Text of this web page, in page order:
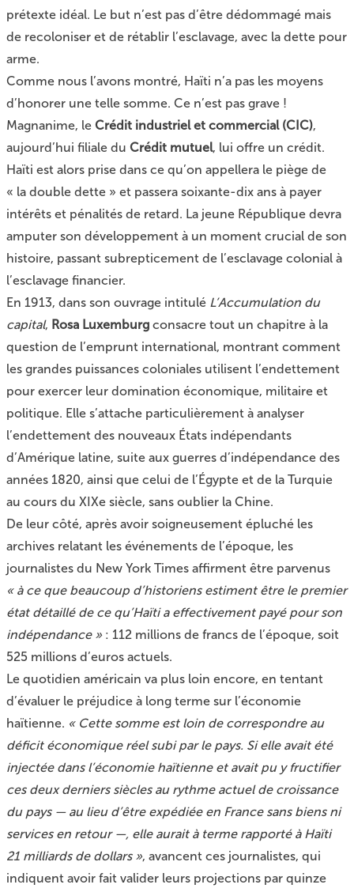
prétexte idéal. Le but n’est pas d’être dédommagé mais
de recoloniser et de rétablir l’esclavage, avec la dette pour
arme.
Comme nous l’avons montré, Haïti n’a pas les moyens
d’honorer une telle somme. Ce n’est pas grave !
Magnanime, le Crédit industriel et commercial (CIC),
aujourd’hui filiale du Crédit mutuel, lui offre un crédit.
Haïti est alors prise dans ce qu’on appellera le piège de
« la double dette » et passera soixante-dix ans à payer
intérêts et pénalités de retard. La jeune République devra
amputer son développement à un moment crucial de son
histoire, passant subrepticement de l’esclavage colonial à
l’esclavage financier.
En 1913, dans son ouvrage intitulé L’Accumulation du
capital, Rosa Luxemburg consacre tout un chapitre à la
question de l’emprunt international, montrant comment
les grandes puissances coloniales utilisent l’endettement
pour exercer leur domination économique, militaire et
politique. Elle s’attache particulièrement à analyser
l’endettement des nouveaux États indépendants
d’Amérique latine, suite aux guerres d’indépendance des
années 1820, ainsi que celui de l’Égypte et de la Turquie
au cours du XIXe siècle, sans oublier la Chine.
De leur côté, après avoir soigneusement épluché les
archives relatant les événements de l’époque, les
journalistes du New York Times affirment être parvenus
« à ce que beaucoup d’historiens estiment être le premier
état détaillé de ce qu’Haïti a effectivement payé pour son
indépendance »: 112 millions de francs de l’époque, soit
525 millions d’euros actuels.
Le quotidien américain va plus loin encore, en tentant
d’évaluer le préjudice à long terme sur l’économie
haïtienne. « Cette somme est loin de correspondre au
déficit économique réel subi par le pays. Si elle avait été
injectée dans l’économie haïtienne et avait pu y fructifier
ces deux derniers siècles au rythme actuel de croissance
du pays — au lieu d’être expédiée en France sans biens ni
services en retour —, elle aurait à terme rapporté à Haïti
21 milliards de dollars », avancent ces journalistes, qui
indiquent avoir fait valider leurs projections par quinze